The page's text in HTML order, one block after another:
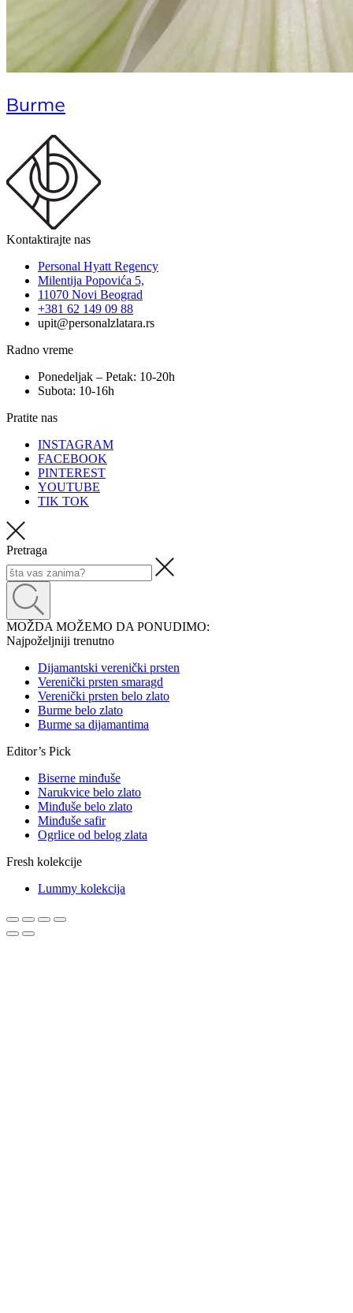
Burme
Kontaktirajte nas
Personal Hyatt Regency
Milentija Popovića 5,
11070 Novi Beograd
+381 62 149 09 88
upit@personalzlatara.rs
Radno vreme
Ponedeljak – Petak: 10-20h
Subota: 10-16h
Pratite nas
INSTAGRAM
FACEBOOK
PINTEREST
YOUTUBE
TIK TOK
Pretraga
MOŽDA MOŽEMO DA PONUDIMO:
Najpoželjniji trenutno
Dijamantski verenički prsten
Verenički prsten smaragd
Verenički prsten belo zlato
Burme belo zlato
Burme sa dijamantima
Editor’s Pick
Biserne minđuše
Narukvice belo zlato
Minđuše belo zlato
Minđuše safir
Ogrlice od belog zlata
Fresh kolekcije
Lummy kolekcija